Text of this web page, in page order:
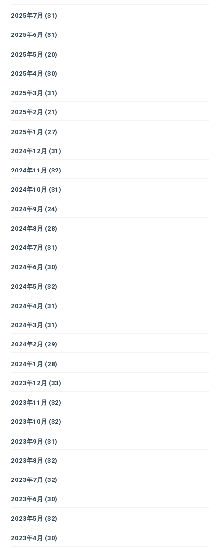
2025年7月 (31)
2025年6月 (31)
2025年5月 (20)
2025年4月 (30)
2025年3月 (31)
2025年2月 (21)
2025年1月 (27)
2024年12月 (31)
2024年11月 (32)
2024年10月 (31)
2024年9月 (24)
2024年8月 (28)
2024年7月 (31)
2024年6月 (30)
2024年5月 (32)
2024年4月 (31)
2024年3月 (31)
2024年2月 (29)
2024年1月 (28)
2023年12月 (33)
2023年11月 (32)
2023年10月 (32)
2023年9月 (31)
2023年8月 (32)
2023年7月 (32)
2023年6月 (30)
2023年5月 (32)
2023年4月 (30)